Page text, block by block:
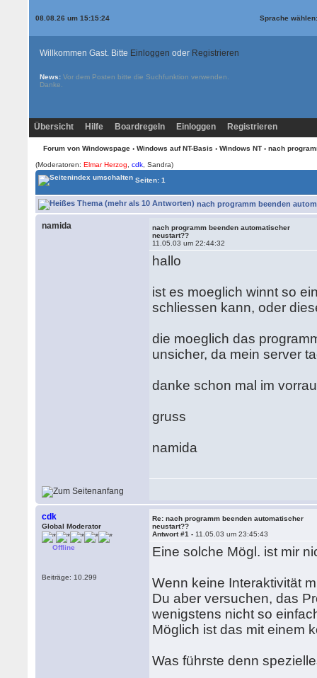
08.08.26 um 15:15:24 Sprache
Willkommen Gast. Bitte Einloggen oder Registrieren
News: Vor dem Posten bitte die Suchfunktion verwenden.
Danke.
Übersicht Hilfe Boardregeln Einloggen Registrieren
Forum von Windowspage› Windows auf NT-Basis › Windows NT› nach
(Moderatoren:Elmar Herzog ,cdk , Sandra)
Seiten: 1
nach programm beenden
namida
nach programm beenden automatischer
neustart??
11.05.03 um 22:44:32
hallo
ist es moeglich winnt so
schliessen kann, oder
die moeglich das
unsicher, da mein server
danke schon mal im
gruss
namida
cdk
Global Moderator
Offline
Beiträge: 10.299
Re: nach programm beenden automatischer
neustart??
Antwort #1 - 11.05.03 um 23:45:43
Eine solche Mögl. ist mir
Wenn keine Interaktivität
Du aber versuchen, das
wenigstens nicht so
Möglich ist das mit einem
Was führste denn